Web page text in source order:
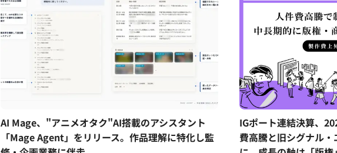
AI Mage、"アニメオタク"AI搭載のアシスタント
「Mage Agent」をリリース。作品理解に特化し監
IGポート連結決算、
費高騰と旧シグナル